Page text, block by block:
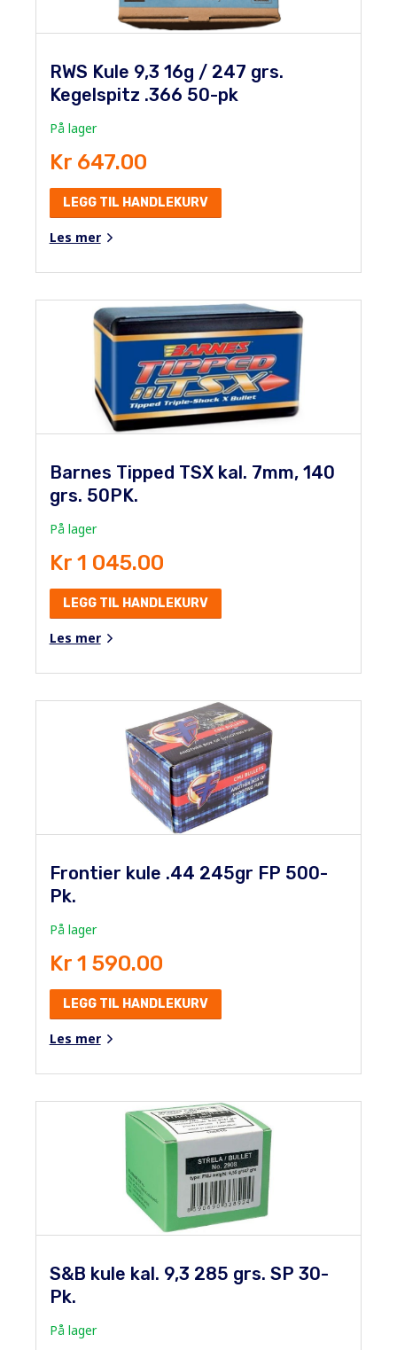
RWS Kule 9,3 16g / 247 grs.
Kegelspitz .366 50-pk
På lager
Kr 647.00
LEGG TIL HANDLEKURV
Les mer
Barnes Tipped TSX kal. 7mm, 140
grs. 50PK.
På lager
Kr 1 045.00
LEGG TIL HANDLEKURV
Les mer
Frontier kule .44 245gr FP 500-
Pk.
På lager
Kr 1 590.00
LEGG TIL HANDLEKURV
Les mer
S&B kule kal. 9,3 285 grs. SP 30-
Pk.
På lager